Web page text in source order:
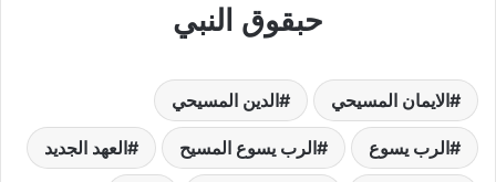
حبقوق النبي
الايمان المسيحي الدين المسيحي
الرب يسوع الرب يسوع المسيح العهد الجديد